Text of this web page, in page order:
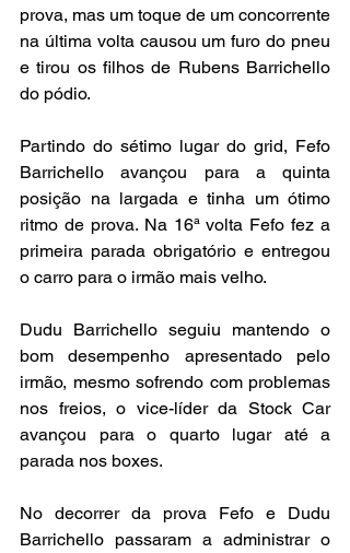
prova, mas um toque de um concorrente
na última volta causou um furo do pneu
e tirou os filhos de Rubens Barrichello
do pódio.
Partindo do sétimo lugar do grid, Fefo
Barrichello avançou para a quinta
posição na largada e tinha um ótimo
ritmo de prova. Na 16ª volta Fefo fez a
primeira parada obrigatório e entregou
o carro para o irmão mais velho.
Dudu Barrichello seguiu mantendo o
bom desempenho apresentado pelo
irmão, mesmo sofrendo com problemas
nos freios, o vice-líder da Stock Car
avançou para o quarto lugar até a
parada nos boxes.
No decorrer da prova Fefo e Dudu
Barrichello passaram a administrar o